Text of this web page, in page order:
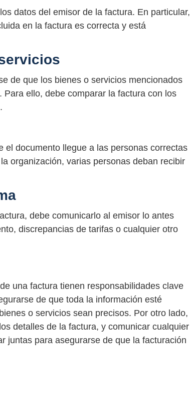
datos del emisor de la factura. En particular,
en la factura es correcta y está
de que los bienes o servicios mencionados
ello, debe comparar la factura con los
el documento llegue a las personas correctas
organización, varias personas deban recibir
debe comunicarlo al emisor lo antes
discrepancias de tarifas o cualquier otro
una factura tienen responsabilidades clave
de que toda la información esté
o servicios sean precisos. Por otro lado,
detalles de la factura, y comunicar cualquier
juntas para asegurarse de que la facturación